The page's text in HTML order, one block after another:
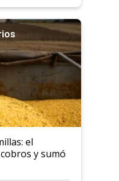
el
y sumó